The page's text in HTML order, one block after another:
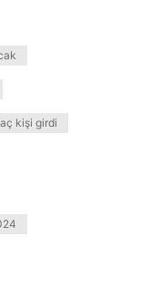
kişi girdi